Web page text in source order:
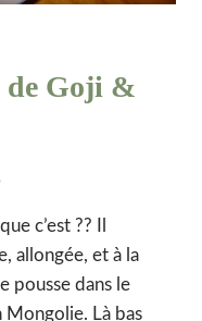
de Goji &
c’est ?? Il
allongée, et à la
pousse dans le
Mongolie. Là bas